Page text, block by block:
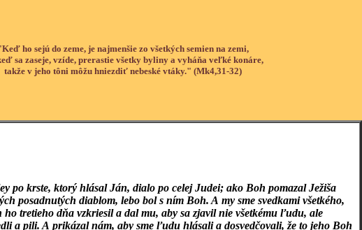
ho sejú do zeme, je najmenšie zo všetkých semien na zemi,
sa zaseje, vzíde, prerastie všetky byliny a vyháňa veľké konáre,
takže v jeho tôni môžu hniezdiť nebeské vtáky." (Mk4,31-32)
po krste, ktorý hlásal Ján, dialo po celej Judei; ako Boh pomazal Ježiša
posadnutých diablom, lebo bol s ním Boh. A my sme svedkami všetkého,
tretieho dňa vzkriesil a dal mu, aby sa zjavil nie všetkému ľudu, ale
a pili. A prikázal nám, aby sme ľudu hlásali a dosvedčovali, že to jeho Boh